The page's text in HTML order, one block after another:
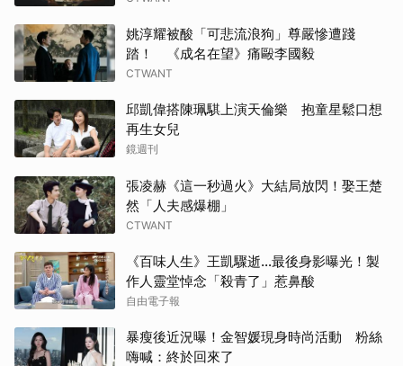
金宣
迪麗
生田
姚淳耀被酸「可悲流浪狗」尊嚴慘遭踐
踏！ 《成名在望》痛毆李國毅
CTWANT
邱凱偉搭陳珮騏上演天倫樂 抱童星鬆口想
再生女兒
鏡週刊
張凌赫《這一秒過火》大結局放閃！娶王楚
然「人夫感爆棚」
CTWANT
《百味人生》王凱驟逝…最後身影曝光！製
作人靈堂悼念「殺青了」惹鼻酸
自由電子報
暴瘦後近況曝！金智媛現身時尚活動 粉絲
嗨喊：終於回來了